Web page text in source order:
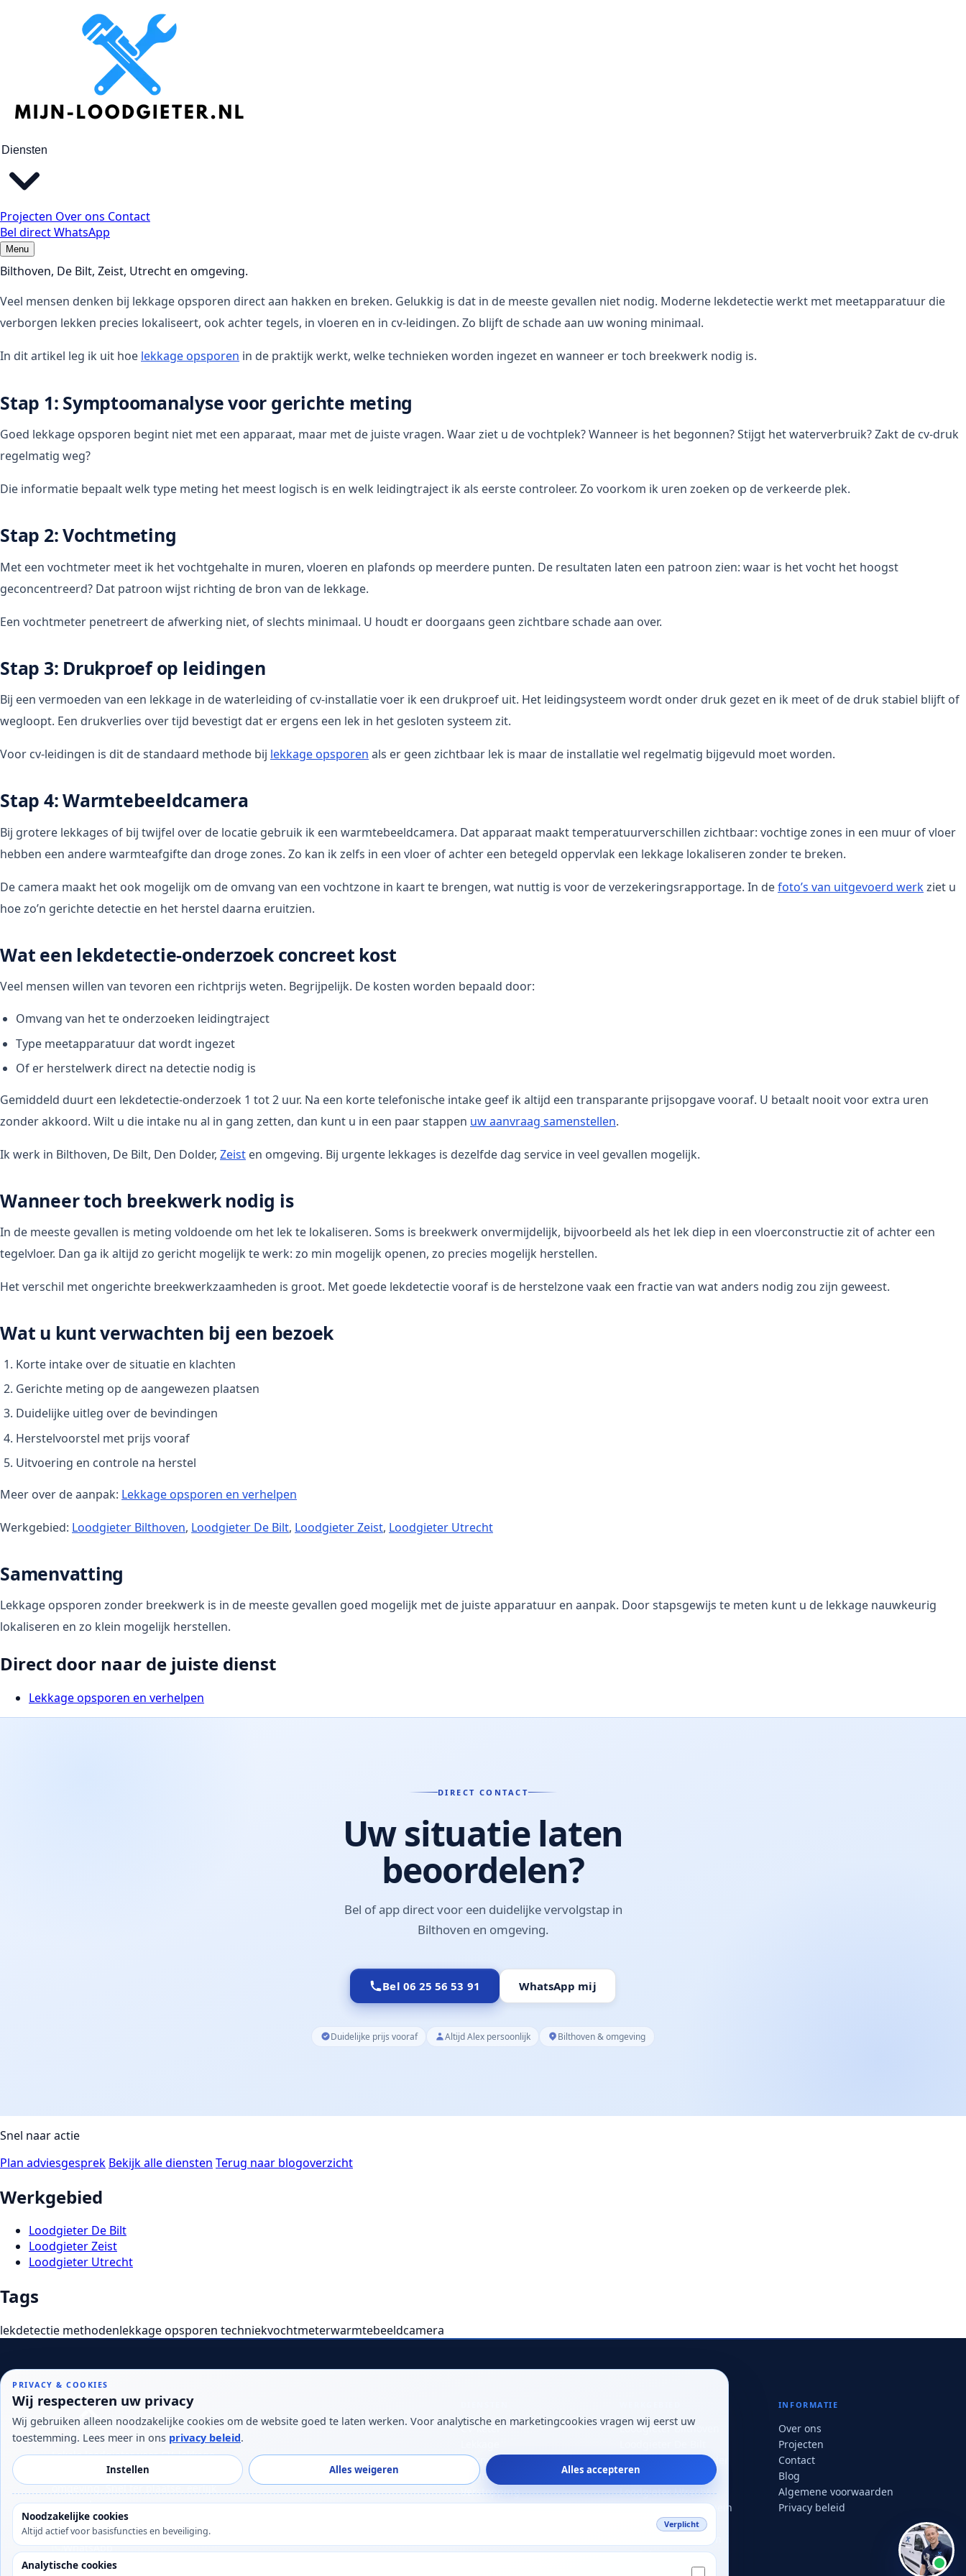
Projecten Over ons Contact
Bel directWhatsApp
Menu
Lekkage opsporen zonder breekwerk: zo werkt moderne lekdetectie
Hoe wordt een verborgen lekkage opgespoord zonder onnodige schade? Uitleg over vochtmeters, drukproeven en warmtebeeldcamera bij lekdetectie in huis.
Gepubliceerd op 10-5-2026Door Alex
Gepubliceerd door
Alex, loodgieter in Bilthoven en omgeving. Praktijkkennis uit dagelijkse installatieklussen.
Werkgebied
Bilthoven, De Bilt, Zeist, Utrecht en omgeving.
Veel mensen denken bij lekkage opsporen direct aan hakken en breken. Gelukkig is dat in de meeste gevallen niet nodig. Moderne lekdetectie werkt met meetapparatuur die
verborgen lekken precies lokaliseert, ook achter tegels, in vloeren en in cv-leidingen. Zo blijft de schade aan uw woning minimaal.
In dit artikel leg ik uit hoe lekkage opsporen in de praktijk werkt, welke technieken worden ingezet en wanneer er toch breekwerk nodig is.
Stap 1: Symptoomanalyse voor gerichte meting
Goed lekkage opsporen begint niet met een apparaat, maar met de juiste vragen. Waar ziet u de vochtplek? Wanneer is het begonnen? Stijgt het waterverbruik? Zakt de cv-druk
regelmatig weg?
Die informatie bepaalt welk type meting het meest logisch is en welk leidingtraject ik als eerste controleer. Zo voorkom ik uren zoeken op de verkeerde plek.
Stap 2: Vochtmeting
Met een vochtmeter meet ik het vochtgehalte in muren, vloeren en plafonds op meerdere punten. De resultaten laten een patroon zien: waar is het vocht het hoogst
geconcentreerd? Dat patroon wijst richting de bron van de lekkage.
Een vochtmeter penetreert de afwerking niet, of slechts minimaal. U houdt er doorgaans geen zichtbare schade aan over.
Stap 3: Drukproef op leidingen
Bij een vermoeden van een lekkage in de waterleiding of cv-installatie voer ik een drukproef uit. Het leidingsysteem wordt onder druk gezet en ik meet of de druk stabiel blijft of
wegloopt. Een drukverlies over tijd bevestigt dat er ergens een lek in het gesloten systeem zit.
Voor cv-leidingen is dit de standaard methode bij lekkage opsporen als er geen zichtbaar lek is maar de installatie wel regelmatig bijgevuld moet worden.
Stap 4: Warmtebeeldcamera
Bij grotere lekkages of bij twijfel over de locatie gebruik ik een warmtebeeldcamera. Dat apparaat maakt temperatuurverschillen zichtbaar: vochtige zones in een muur of vloer
hebben een andere warmteafgifte dan droge zones. Zo kan ik zelfs in een vloer of achter een betegeld oppervlak een lekkage lokaliseren zonder te breken.
De camera maakt het ook mogelijk om de omvang van een vochtzone in kaart te brengen, wat nuttig is voor de verzekeringsrapportage. In defoto’s van uitgevoerd werkziet u
hoe zo’n gerichte detectie en het herstel daarna eruitzien.
Wat een lekdetectie-onderzoek concreet kost
Veel mensen willen van tevoren een richtprijs weten. Begrijpelijk. De kosten worden bepaald door:
Omvang van het te onderzoeken leidingtraject
Type meetapparatuur dat wordt ingezet
Of er herstelwerk direct na detectie nodig is
Gemiddeld duurt een lekdetectie-onderzoek 1 tot 2 uur. Na een korte telefonische intake geef ik altijd een transparante prijsopgave vooraf. U betaalt nooit voor extra uren
zonder akkoord. Wilt u die intake nu al in gang zetten, dan kunt u in een paar stappen uw aanvraag samenstellen.
Ik werk in Bilthoven, De Bilt, Den Dolder, Zeist en omgeving. Bij urgente lekkages is dezelfde dag service in veel gevallen mogelijk.
Wanneer toch breekwerk nodig is
In de meeste gevallen is meting voldoende om het lek te lokaliseren. Soms is breekwerk onvermijdelijk, bijvoorbeeld als het lek diep in een vloerconstructie zit of achter een
tegelvloer. Dan ga ik altijd zo gericht mogelijk te werk: zo min mogelijk openen, zo precies mogelijk herstellen.
Het verschil met ongerichte breekwerkzaamheden is groot. Met goede lekdetectie vooraf is de herstelzone vaak een fractie van wat anders nodig zou zijn geweest.
Wat u kunt verwachten bij een bezoek
Korte intake over de situatie en klachten
Gerichte meting op de aangewezen plaatsen
Duidelijke uitleg over de bevindingen
Herstelvoorstel met prijs vooraf
Uitvoering en controle na herstel
Meer over de aanpak: Lekkage opsporen en verhelpen
Werkgebied: Loodgieter Bilthoven, Loodgieter De Bilt, Loodgieter Zeist, Loodgieter Utrecht
Samenvatting
Lekkage opsporen zonder breekwerk is in de meeste gevallen goed mogelijk met de juiste apparatuur en aanpak. Door stapsgewijs te meten kunt u de lekkage nauwkeurig
lokaliseren en zo klein mogelijk herstellen.
Direct door naar de juiste dienst
Lekkage opsporen en verhelpen
DIRECT CONTACT
Uw situatie laten
beoordelen?
Bel of app direct voor een duidelijke vervolgstap in
Bilthoven en omgeving.
Bel 06 25 56 53 91 WhatsApp mij
Duidelijke prijs vooraf Altijd Alex persoonlijk Bilthoven & omgeving
Snel naar actie
Plan adviesgesprek Bekijk alle diensten Terug naar blogoverzicht
Werkgebied
Loodgieter De Bilt
Loodgieter Zeist
Loodgieter Utrecht
Tags
lekdetectie methodenlekkage opsporen techniekvochtmeterwarmtebeeldcamera
Lokale loodgieter voor CV, lekkage
en sanitair in Bilthoven, De Bilt en
omgeving. Snel ter plaatse, eerlijk
geprijsd.
06 25 56 53 91
WhatsApp
CV-ketel
Warmtepomp
Sanitair
Verstopping
Loodgieter Bilthoven
Loodgieter Den Dolder
Loodgieter Zeist
Loodgieter Utrecht
Loodgieter Nieuwegein
Loodgieter Houten
Loodgieter Maarssen
Loodgieter Soest
Loodgieter Vianen
INFORMATIE
Over ons
Projecten
Contact
Blog
Algemene voorwaarden
Privacy beleid
PRIVACY & COOKIES
Wij respecteren uw privacy
Wij gebruiken alleen noodzakelijke cookies om de website goed te laten werken. Voor analytische en marketingcookies vragen wij eerst uw
toestemming. Lees meer in ons privacy beleid.
Instellen Alles weigeren Alles accepteren
Noodzakelijke cookies
Altijd actief voor basisfuncties en beveiliging.
Verplicht
Analytische cookies